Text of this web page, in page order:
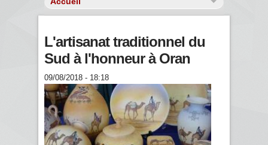
L'artisanat traditionnel du
Sud à l'honneur à Oran
09/08/2018 - 18:18